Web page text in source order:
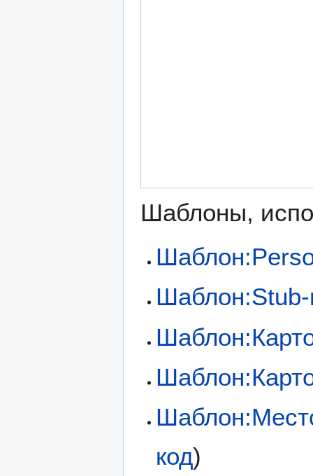
Шаблоны,
код)